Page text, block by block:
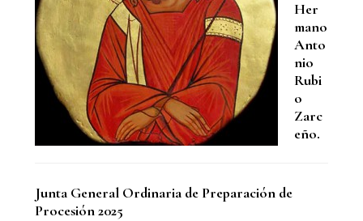
Her
mano
Anto
nio
Rubi
o
Zarc
eño.
Junta General Ordinaria de Preparación de
Procesión 2025